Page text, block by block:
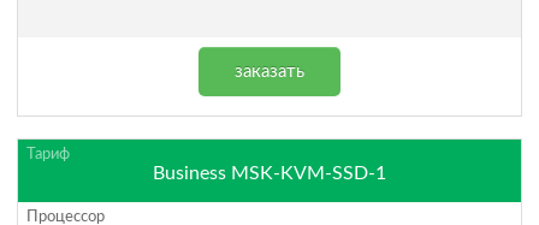
заказать
Business MSK-KVM-SSD-1